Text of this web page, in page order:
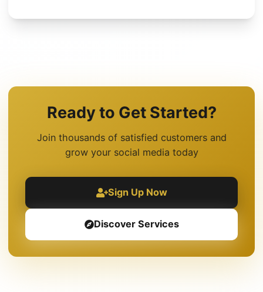
Ready to Get Started?
Join thousands of satisfied customers and
grow your social media today
Sign Up Now
Discover Services